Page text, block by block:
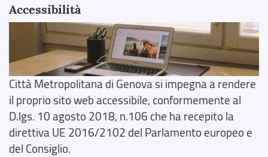
Accessibilità
Città Metropolitana di Genova si impegna a rendere
il proprio sito web accessibile, conformemente al
D.lgs. 10 agosto 2018, n.106 che ha recepito la
direttiva UE 2016/2102 del Parlamento europeo e
del Consiglio.